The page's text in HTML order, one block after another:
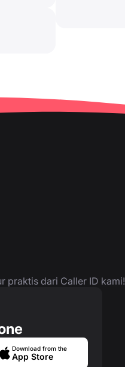
praktis dari Caller ID kami!
Download from the
App Store